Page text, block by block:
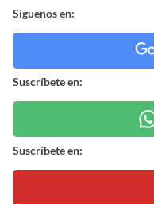
Síguenos en:
Suscríbete en:
Suscríbete en: